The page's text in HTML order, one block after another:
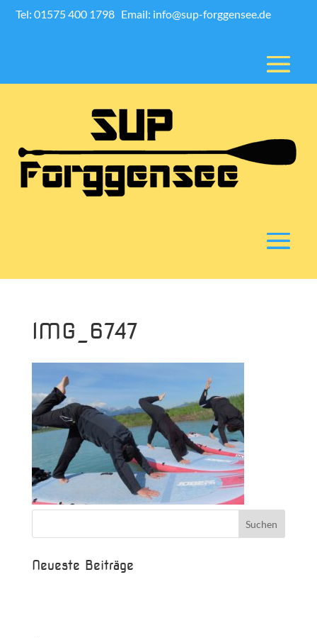
Tel: 01575 400 1798 Email: info@sup-forggensee.de
IMG_6747
Neueste Beiträge